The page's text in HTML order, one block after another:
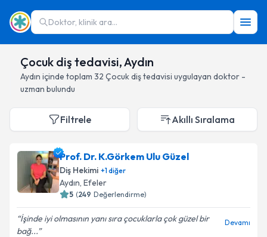
Doktor, klinik ara...
Çocuk diş tedavisi, Aydın
Aydın içinde toplam 32 Çocuk diş tedavisi uygulayan doktor -
uzman bulundu
Filtrele Akıllı Sıralama
Prof. Dr. K.Görkem Ulu Güzel
Diş Hekimi +1diğer
Aydın, Efeler
5 (249 Değerlendirme)
İşinde iyi olmasının yanı sıra çocuklarla çok güzel bir
bağ...
Devamı